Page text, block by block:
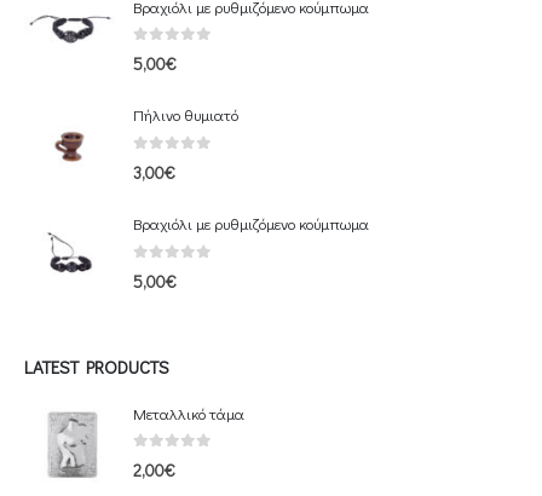
Βραχιόλι με ρυθμιζόμενο κούμπωμα
5,00€
Πήλινο θυμιατό
3,00€
Βραχιόλι με ρυθμιζόμενο κούμπωμα
5,00€
LATEST PRODUCTS
Μεταλλικό τάμα
2,00€